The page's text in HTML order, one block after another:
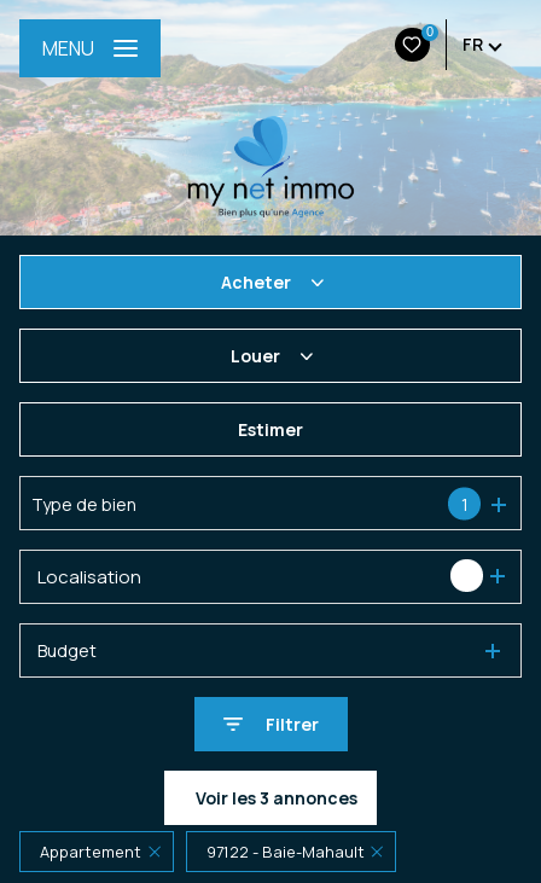
0
FR
MENU
Acheter
De l'immo pro
Louer
En saisonnier
De l'immo pro
Estimer
Type de bien 1
Localisation
Budget
Filtrer
Voir les3 annonces
Appartement 97122 - Baie-Mahault